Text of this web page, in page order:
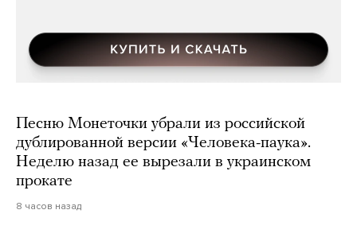
Песню Монеточки убрали из российской
дублированной версии «Человека-паука».
Неделю назад ее вырезали в украинском
прокате
8 часов назад